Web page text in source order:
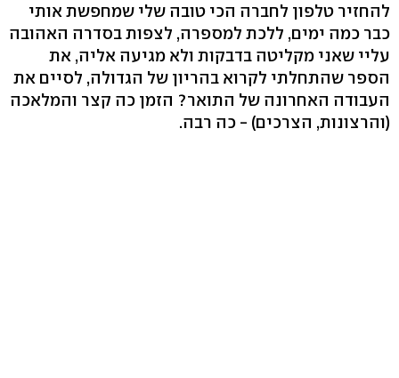
להחזיר טלפון לחברה הכי טובה שלי שמחפשת אותי
כבר כמה ימים, ללכת למספרה, לצפות בסדרה האהובה
עליי שאני מקליטה בדבקות ולא מגיעה אליה, את
הספר שהתחלתי לקרוא בהריון של הגדולה, לסיים את
העבודה האחרונה של התואר? הזמן כה קצר והמלאכה
(והרצונות, הצרכים) - כה רבה.